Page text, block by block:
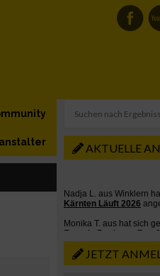
AKTUELLE
JETZT